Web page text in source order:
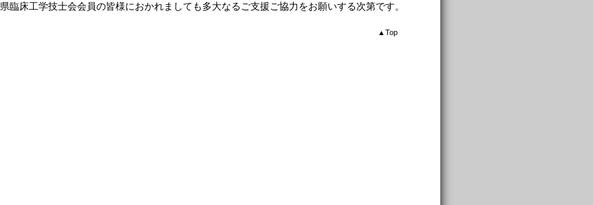
県臨床工学技士会会員の皆様におかれましても多大なるご支援ご協力をお願いする次第です。
▲Top